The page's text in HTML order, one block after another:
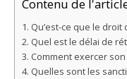
Contenu de
Qu’est-ce que le droit
Quel est le délai de
Comment exercer
Quelles sont les